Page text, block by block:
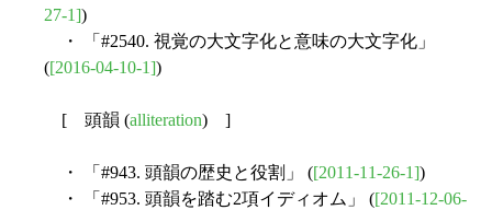
27-1])
・ 「#2540. 視覚の大文字化と意味の大文字化」
([2016-04-10-1])
[ 頭韻 (alliteration) ]
・ 「#943. 頭韻の歴史と役割」 ([2011-11-26-1])
・ 「#953. 頭韻を踏む2項イディオム」 ([2011-12-06-